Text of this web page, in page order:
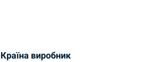
Країна виробник